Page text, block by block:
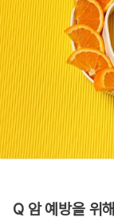
Q 암 예방을 위